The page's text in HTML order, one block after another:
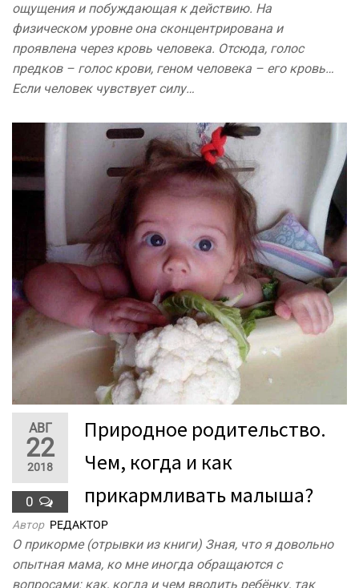
ощущения и побуждающая к действию. На
физическом уровне она сконцентрирована и
проявлена через кровь человека. Отсюда, голос
предков – голос крови, геном человека – его кровь…
Если человек чувствует силу…
АВГ
22
2018
0
Природное родительство.
Чем, когда и как
прикармливать малыша?
Автор РЕДАКТОР
О прикорме (отрывки из книги) Зная, что я довольно
опытная мама, ко мне иногда обращаются с
вопросами: как, когда и чем вводить ребёнку, так